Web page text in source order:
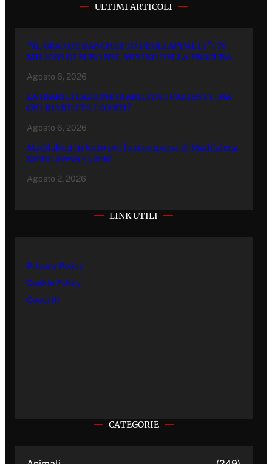
ULTIMI ARTICOLI
“IL GRANDE BANCHETTO DEGLI APPALTI”: 70
MILIONI DI EURO NEL MIRINO DELLA PROCURA.
Agosto 6, 2026
LA RIABILITAZIONE RIABILITA I PAZIENTI, MA
CHI RIABILITA I CONTI?
Agosto 6, 2026
Maddaloni in lutto per la scomparsa di Maddalena
Santo: aveva 53 anni
Agosto 2, 2026
LINK UTILI
Privacy Policy
Cookie Policy
Contatti
CATEGORIE